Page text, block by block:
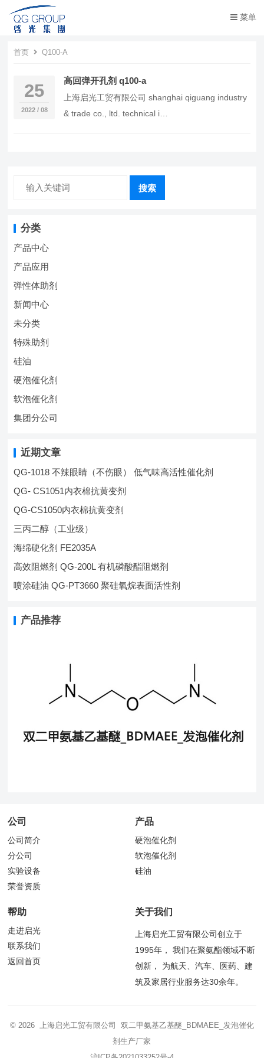
菜单
首页 Q100-A
25
2022 / 08
高回弹开孔剂 q100-a
上海启光工贸有限公司 shanghai qiguang industry
& trade co., ltd. technical i…
搜索
分类
产品中心
产品应用
弹性体助剂
新闻中心
未分类
特殊助剂
硅油
硬泡催化剂
软泡催化剂
集团分公司
近期文章
QG-1018 不辣眼睛（不伤眼） 低气味高活性催化剂
QG- CS1051内衣棉抗黄变剂
QG-CS1050内衣棉抗黄变剂
三丙二醇（工业级）
海绵硬化剂 FE2035A
高效阻燃剂 QG-200L 有机磷酸酯阻燃剂
喷涂硅油 QG-PT3660 聚硅氧烷表面活性剂
产品推荐
公司
公司简介
分公司
实验设备
荣誉资质
产品
硬泡催化剂
软泡催化剂
硅油
帮助
走进启光
联系我们
返回首页
关于我们
上海启光工贸有限公司创立于
1995年， 我们在聚氨酯领域不断
创新， 为航天、汽车、医药、建
筑及家居行业服务达30余年。
© 2026 上海启光工贸有限公司 双二甲氨基乙基醚_BDMAEE_发泡催化
剂生产厂家